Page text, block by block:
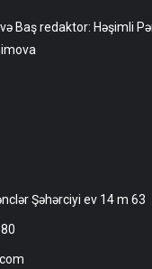
Baş redaktor: Həşimli
Şəhərciyi ev 14 m 63